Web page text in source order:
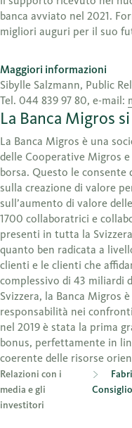
banca avviato nel 2021.
migliori auguri per il suo
Maggiori informazioni
Sibylle Salzmann, Public
Tel. 044 839 97 80, e-mail:
La Banca Migros
La Banca Migros è una
delle Cooperative Migros
borsa. Questo le
sulla creazione di valore
sull’aumento di valore
1700 collaboratrici e
presenti in tutta la
quanto ben radicata a
clienti e le clienti che
complessivo di 43 miliardi
Svizzera, la Banca Migros
responsabilità nei
nel 2019 è stata la prima
bonus, perfettamente in
coerente delle risorse
Relazioni con i
media e gli
investitori